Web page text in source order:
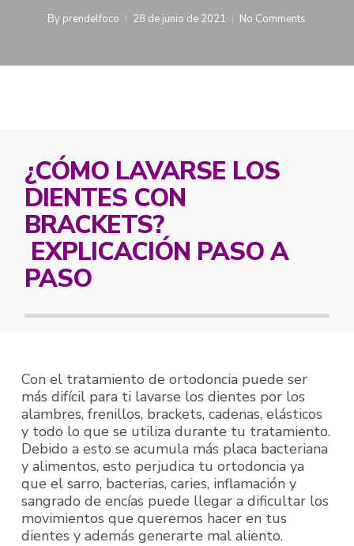
By prendelfoco 28 de junio de 2021 No Comments
¿CÓMO LAVARSE LOS
DIENTES CON
BRACKETS?
EXPLICACIÓN PASO A
PASO
Con el tratamiento de ortodoncia puede ser
más difícil para ti lavarse los dientes por los
alambres, frenillos, brackets, cadenas, elásticos
y todo lo que se utiliza durante tu tratamiento.
Debido a esto se acumula más placa bacteriana
y alimentos, esto perjudica tu ortodoncia ya
que el sarro, bacterias, caries, inflamación y
sangrado de encías puede llegar a dificultar los
movimientos que queremos hacer en tus
dientes y además generarte mal aliento.